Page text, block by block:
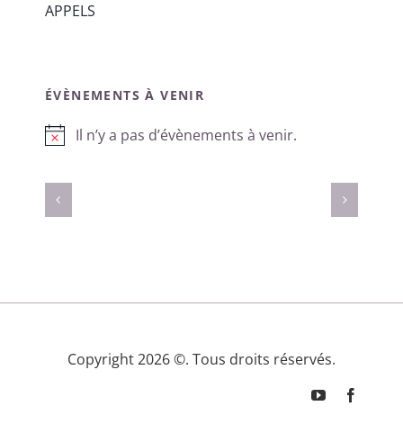
APPELS
ÉVÈNEMENTS À VENIR
Notice
Il n’y a pas d’évènements à venir.
Copyright 2026 ©. Tous droits réservés.